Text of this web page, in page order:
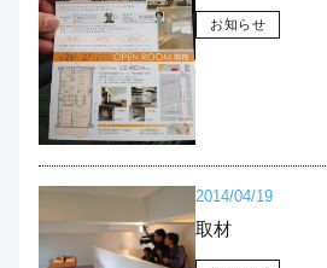
お知らせ
2014/04/19
取材